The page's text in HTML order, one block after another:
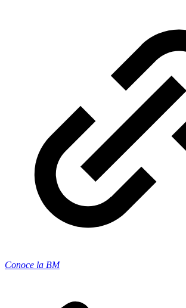
Conoce la BM